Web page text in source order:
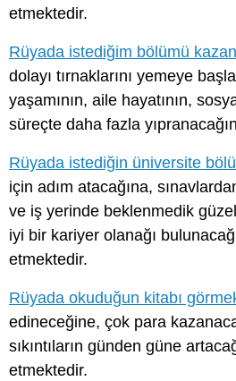
etmektedir.
Rüyada istediğim bölümü
dolayı tırnaklarını yemeye
yaşamının, aile hayatının,
süreçte daha fazla
Rüyada istediğin üniversite
için adım atacağına,
ve iş yerinde beklenmedik
iyi bir kariyer olanağı
etmektedir.
Rüyada okuduğun kitabı
edineceğine, çok para
sıkıntıların günden güne
etmektedir.